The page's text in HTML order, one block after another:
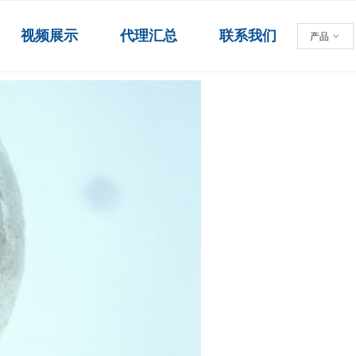
视频展示 代理汇总 联系我们 产品 ꀁ